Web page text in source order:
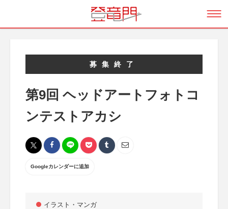
募集終了
第9回 ヘッドアートフォトコ
ンテストアカシ
Googleカレンダーに追加
イラスト・マンガ